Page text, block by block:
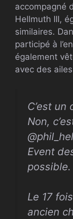
accompagné
Hellmuth III,
similaires.
participé à
également
avec des
C’est un
Non,
Event
possible.
Le 17
ancien